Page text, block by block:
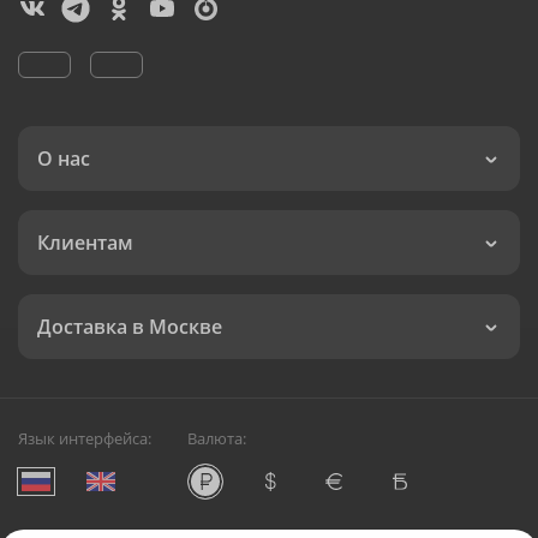
О нас
Клиентам
Доставка в Москве
Язык интерфейса: Валюта: